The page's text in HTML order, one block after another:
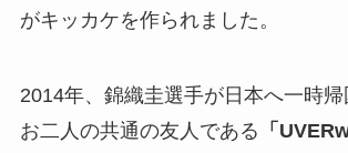
がキッカケを作られました。
2014年、錦織圭選手が日本へ一時帰
お二人の共通の友人である 「